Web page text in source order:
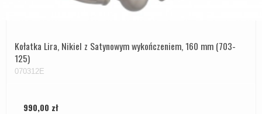
Kołatka Lira, Nikiel z Satynowym wykończeniem, 160 mm (703-
125)
070312E
990,00 zł